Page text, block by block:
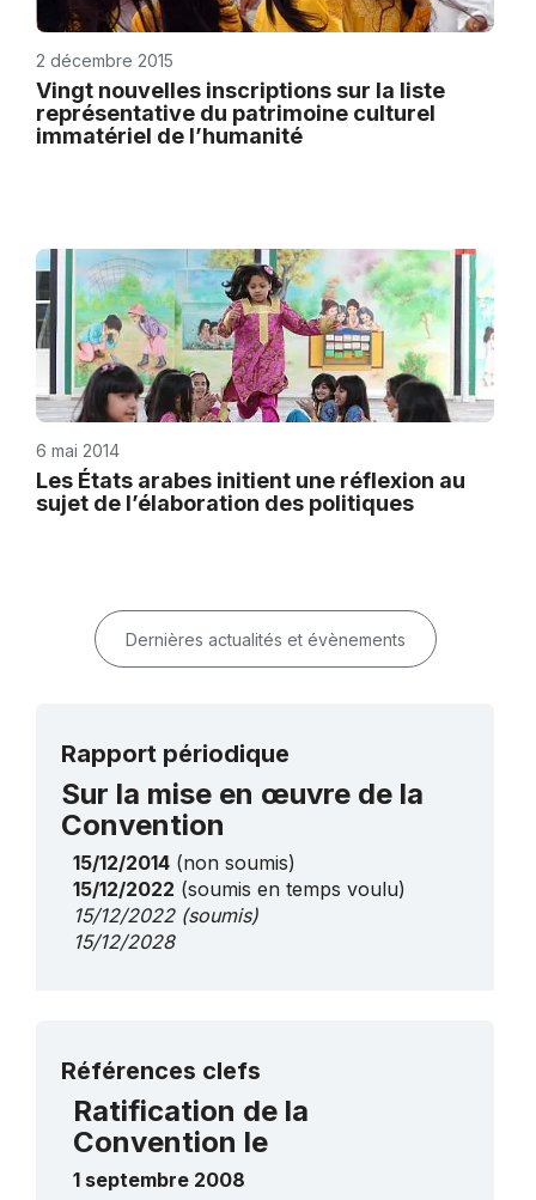
2 décembre 2015
Vingt nouvelles inscriptions sur la liste
représentative du patrimoine culturel
immatériel de l’humanité
6 mai 2014
Les États arabes initient une réflexion au
sujet de l’élaboration des politiques
Dernières actualités et évènements
Rapport périodique
Sur la mise en œuvre de la
Convention
15/12/2014 (non soumis)
15/12/2022 (soumis en temps voulu)
15/12/2022(soumis)
15/12/2028
Références clefs
Ratification de la
Convention le
1 septembre 2008